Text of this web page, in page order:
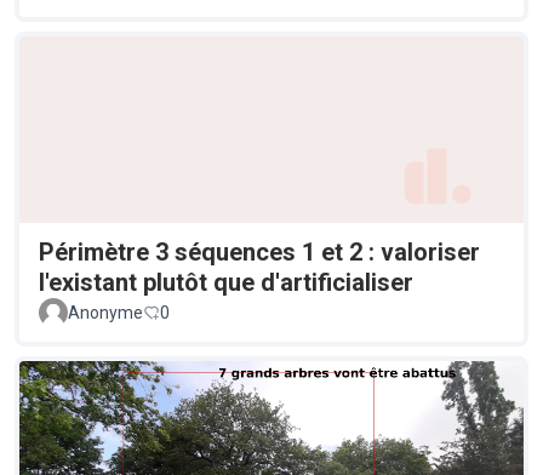
Périmètre 3 séquences 1 et 2 : valoriser
l'existant plutôt que d'artificialiser
Anonyme 0